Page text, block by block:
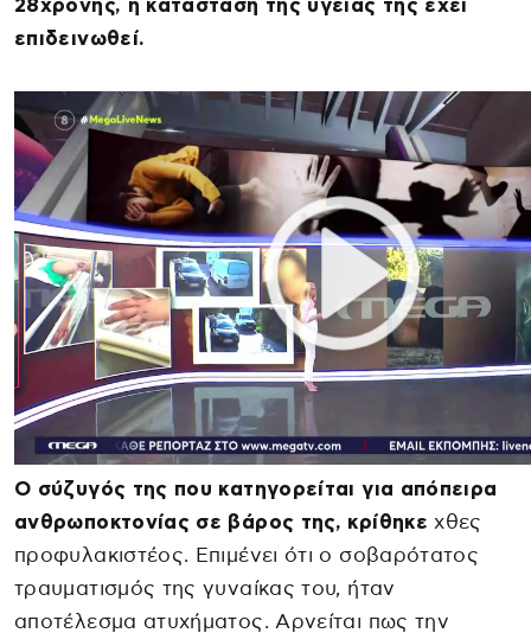
28χρονης, η κατάσταση της υγείας της έχει
επιδεινωθεί.
Ο σύζυγός της που κατηγορείται για απόπειρα
ανθρωποκτονίας σε βάρος της, κρίθηκε χθες
προφυλακιστέος. Επιμένει ότι ο σοβαρότατος
τραυματισμός της γυναίκας του, ήταν
αποτέλεσμα ατυχήματος. Αρνείται πως την